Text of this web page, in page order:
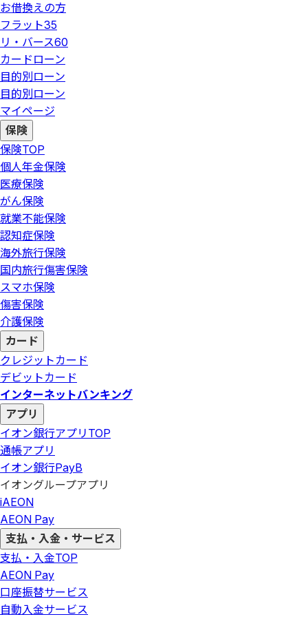
お借換えの方
フラット35
リ・バース60
カードローン
目的別ローン
目的別ローン
マイページ
保険
保険TOP
個人年金保険
医療保険
がん保険
就業不能保険
認知症保険
海外旅行保険
国内旅行傷害保険
スマホ保険
傷害保険
介護保険
カード
クレジットカード
デビットカード
インターネットバンキング
アプリ
イオン銀行アプリ TOP
通帳アプリ
イオン銀行PayB
イオングループアプリ
iAEON
AEON Pay
支払・入金・サービス
支払・入金TOP
AEON Pay
口座振替サービス
自動入金サービス